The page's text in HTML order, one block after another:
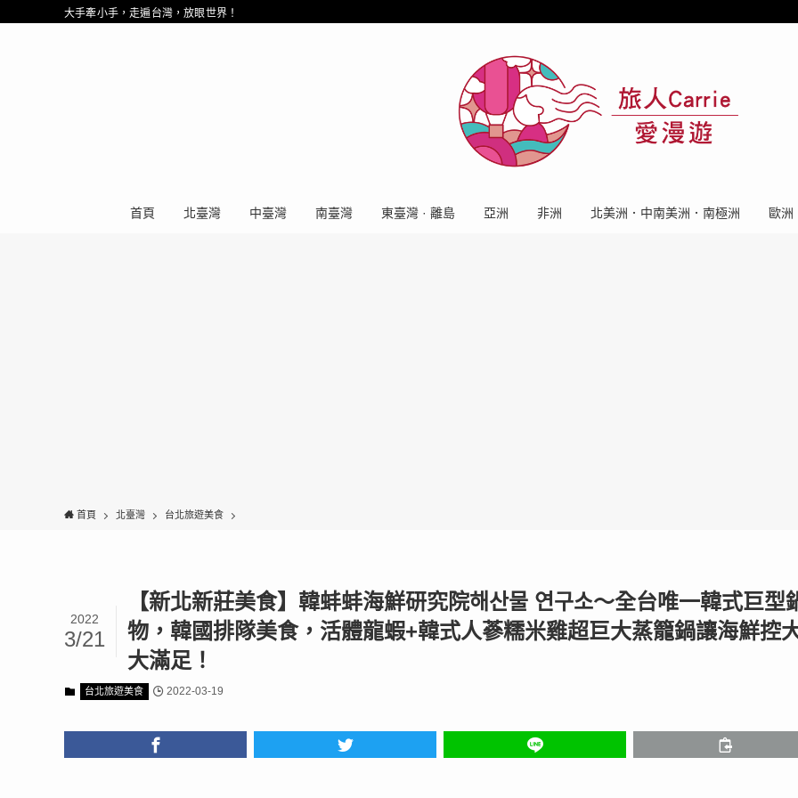
大手牽小手，走遍台灣，放眼世界！
首頁 北臺灣 中臺灣 南臺灣 東臺灣 · 離島 亞洲 非洲 北美洲．中南美洲．南極洲 歐洲
首頁 北臺灣 台北旅遊美食
【新北新莊美食】韓蚌蚌海鮮研究院해산물 연구소〜全台唯一韓式巨型
物，韓國排隊美食，活體龍蝦+韓式人蔘糯米雞超巨大蒸籠鍋讓海鮮控
大滿足！
2022
3/21
台北旅遊美食 2022-03-19